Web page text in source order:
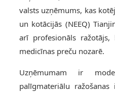
valsts uzņēmums, kas
un kotācijās (NEEQ)
arī profesionāls ražotājs,
medicīnas preču nozarē.
Uzņēmumam ir
palīgmateriālu